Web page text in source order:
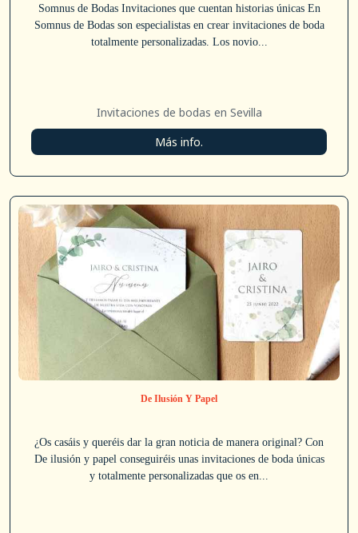
Somnus de Bodas Invitaciones que cuentan historias únicas En
Somnus de Bodas son especialistas en crear invitaciones de boda
totalmente personalizadas. Los novio...
Invitaciones de bodas en Sevilla
Más info.
De Ilusión Y Papel
¿Os casáis y queréis dar la gran noticia de manera original? Con
De ilusión y papel conseguiréis unas invitaciones de boda únicas
y totalmente personalizadas que os en...